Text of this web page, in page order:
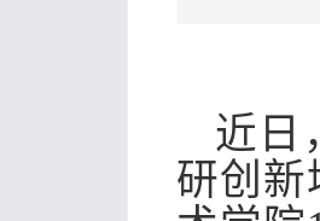
近日
研创新